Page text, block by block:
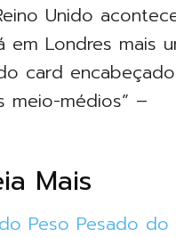
Unido
Londres mais
card
meio-médios” –
Mais
Peso Pesado do